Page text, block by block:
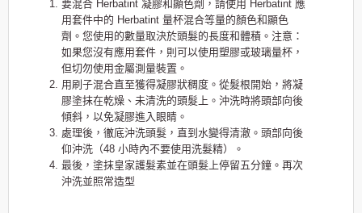
要混合 Herbatint 凝膠和顯色劑，請使用 Herbatint 應
用套件中的 Herbatint 量杯混合等量的顏色和顯色
劑。您使用的數量取決於頭髮的長度和體積。注意：
如果您沒有應用套件，則可以使用塑膠或玻璃量杯，
但切勿使用金屬測量裝置。
用刷子混合直至獲得凝膠狀稠度。從髮根開始，將凝
膠塗抹在乾燥、未清洗的頭髮上。沖洗時將頭部向後
傾斜，以免凝膠進入眼睛。
處理後，徹底沖洗頭髮，直到水變得清澈。頭部向後
仰沖洗（48 小時內不要使用洗髮精）。
最後，塗抹皇家護髮素並在頭髮上停留五分鐘。再次
沖洗並照常造型